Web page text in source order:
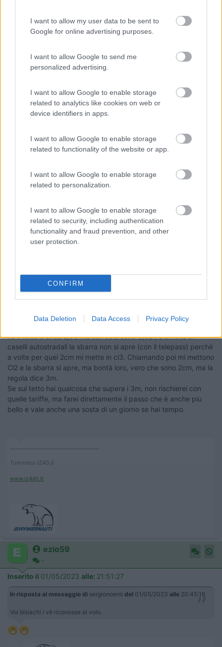
I want to allow my user data to be sent to
Google for online advertising purposes.
I want to allow Google to send me
personalized advertising.
I want to allow Google to enable storage
related to analytics like cookies on web or
device identifiers in apps.
I want to allow Google to enable storage
related to functionality of the website or app.
I want to allow Google to enable storage
related to personalization.
I want to allow Google to enable storage
related to security, including authentication
functionality and fraud prevention, and other
user protection.
CONFIRM
Data Deletion Data Access Privacy Policy
passaggio del Moncenisio.
La sosta sul Lago del Moncenisio è veramente piacevole, e un
ha il tetto a circa 2,95 ma sull oblo sono 3,02 , e a volte ai
caselli autostradali la sbarra non si apre (con il telepass) perchè
a volte per quei 2cm mi mette in cl3. Chiamando poi mi mettono
Cl2 e la sbarra si apre, ma bontà loro, vero che sono 2cm, ma la
regola dice 3m.
Se sul tetto hai qualcosa che supera i 3m, non rischierei con
quelle tariffe, ma farei direttamente il passo che è anche piu
bello e vale anche una sosta di un giorno se hai tempo.
Tommaso IZ4DJI
www.iz4dji.it
ezio59
-
Inserito il 01/05/2023 alle: 21:51:27
In risposta al messaggio di sergionoemi del 01/05/2023 alle 20:45:16
Voi bisiachi i vè riconosse al volo.